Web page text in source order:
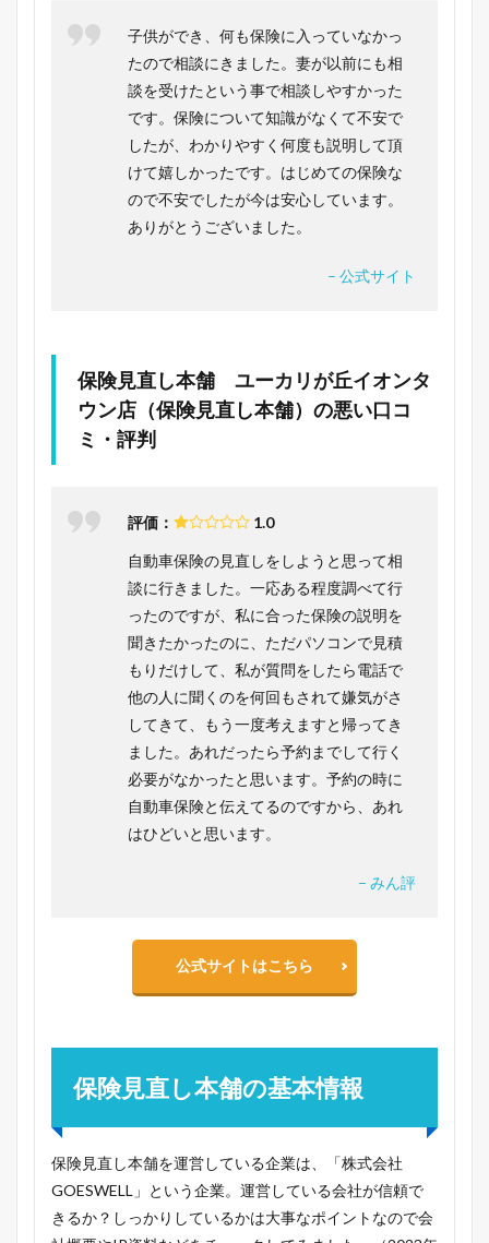
子供ができ、何も保険に入っていなかっ
たので相談にきました。妻が以前にも相
談を受けたという事で相談しやすかった
です。保険について知識がなくて不安で
したが、わかりやすく何度も説明して頂
けて嬉しかったです。はじめての保険な
ので不安でしたが今は安心しています。
ありがとうございました。
– 公式サイト
保険見直し本舗 ユーカリが丘イオンタ
ウン店（保険見直し本舗）の悪い口コ
ミ・評判
評価： 1.0
自動車保険の見直しをしようと思って相
談に行きました。一応ある程度調べて行
ったのですが、私に合った保険の説明を
聞きたかったのに、ただパソコンで見積
もりだけして、私が質問をしたら電話で
他の人に聞くのを何回もされて嫌気がさ
してきて、もう一度考えますと帰ってき
ました。あれだったら予約までして行く
必要がなかったと思います。予約の時に
自動車保険と伝えてるのですから、あれ
はひどいと思います。
– みん評
公式サイトはこちら
保険見直し本舗の基本情報
保険見直し本舗を運営している企業は、「株式会社
GOESWELL」という企業。運営している会社が信頼で
きるか？しっかりしているかは大事なポイントなので会